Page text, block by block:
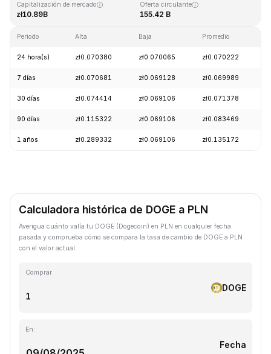
Capitalización de mercado
zł10.89B
Oferta circulante
155.42 B
Periodo Alta Baja Promedio
24 hora(s) zł0.070380 zł0.070065 zł0.070222
7 días zł0.070681 zł0.069128 zł0.069989
30 días zł0.074414 zł0.069106 zł0.071378
90 días zł0.115322 zł0.069106 zł0.083469
1 años zł0.289332 zł0.069106 zł0.135172
Calculadora histórica de DOGE a PLN
Averigua cuánto valía tu DOGE (Dogecoin) en PLN en cualquier fecha
pasada y comprueba cómo se compara la tasa de cambio de DOGE a PLN
con el valor actual.
Comprar
DOGE
En:
Fecha